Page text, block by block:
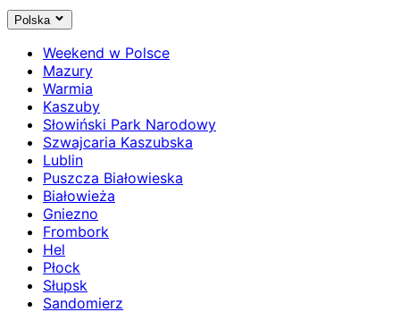
Polska
Weekend w Polsce
Mazury
Warmia
Kaszuby
Słowiński Park Narodowy
Szwajcaria Kaszubska
Lublin
Puszcza Białowieska
Białowieża
Gniezno
Frombork
Hel
Płock
Słupsk
Sandomierz